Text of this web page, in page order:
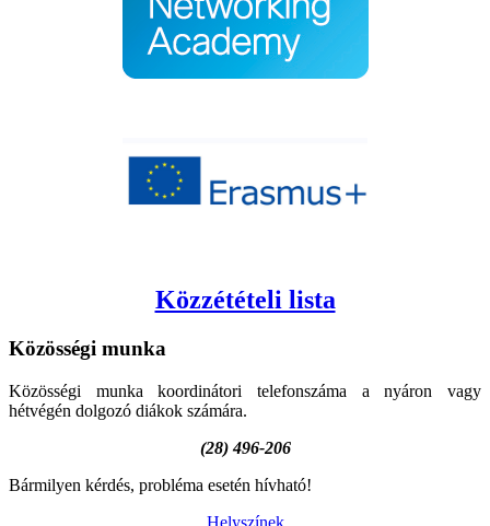
Közzétételi lista
Közösségi munka
Közösségi munka koordinátori telefonszáma a nyáron vagy
hétvégén dolgozó diákok számára.
(28) 496-206
Bármilyen kérdés, probléma esetén hívható!
Helyszínek